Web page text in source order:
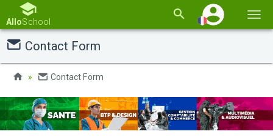
la
AlloSchool
Contact Form
Contact Form